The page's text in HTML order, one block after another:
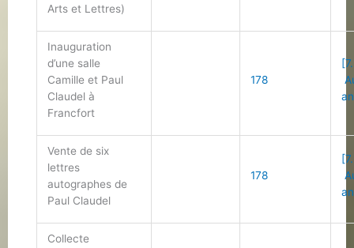
Arts et Lettres)
Inauguration
d’une salle
Camille et Paul
Claudel à
Francfort
178
Vente de six
lettres
autographes de
Paul Claudel
178
Collecte